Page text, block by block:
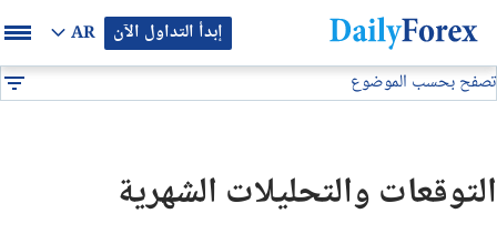
إبدأ التداول الآن AR
بيان إعلاني
تصفح بحسب الموضوع
التوقعات والتحليلات الشهرية
التوقعات والتحليلات الشهرية